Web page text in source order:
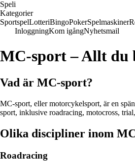
Speli
Kategorier
SportspelLotteriBingoPokerSpelmaskiner
InloggningKom igångNyhetsmail
MC-sport – Allt du
Vad är MC-sport?
MC-sport, eller motorcykelsport, är en
sport, inklusive roadracing, motocross,
Olika discipliner inom
Roadracing